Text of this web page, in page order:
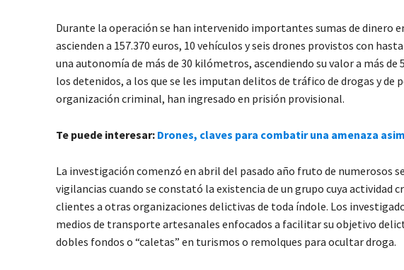
Durante la operación se han intervenido importantes sumas de dinero
ascienden a 157.370 euros, 10 vehículos y seis drones provistos con
una autonomía de más de 30 kilómetros, ascendiendo su valor a más de
los detenidos, a los que se les imputan delitos de tráfico de drogas y de
organización criminal, han ingresado en prisión provisional.
Te puede interesar: Drones, claves para combatir una amenaza
La investigación comenzó en abril del pasado año fruto de numerosos
vigilancias cuando se constató la existencia de un grupo cuya actividad
clientes a otras organizaciones delictivas de toda índole. Los
medios de transporte artesanales enfocados a facilitar su objetivo
dobles fondos o “caletas” en turismos o remolques para ocultar droga.